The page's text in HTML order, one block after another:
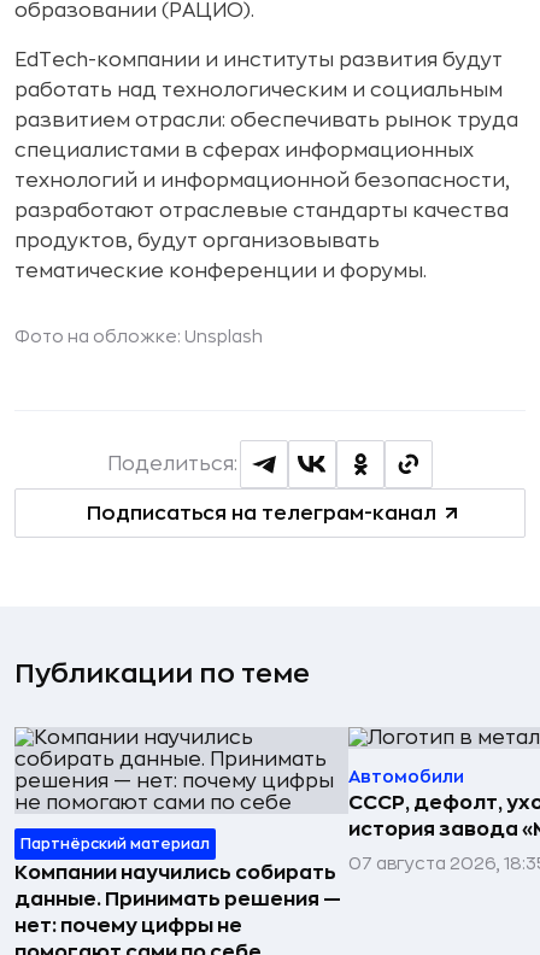
образовании (РАЦИО).
EdTech-компании и институты развития будут
работать над технологическим и социальным
развитием отрасли: обеспечивать рынок труда
специалистами в сферах информационных
технологий и информационной безопасности,
разработают отраслевые стандарты качества
продуктов, будут организовывать
тематические конференции и форумы.
Фото на обложке: Unsplash
Подписаться на телеграм-канал
Поделиться:
Публикации по теме
Партнёрский материал
Компании научились собирать
данные. Принимать решения —
нет: почему цифры не
Автомобили
СССР, дефолт,
история завода
07 августа 2026,